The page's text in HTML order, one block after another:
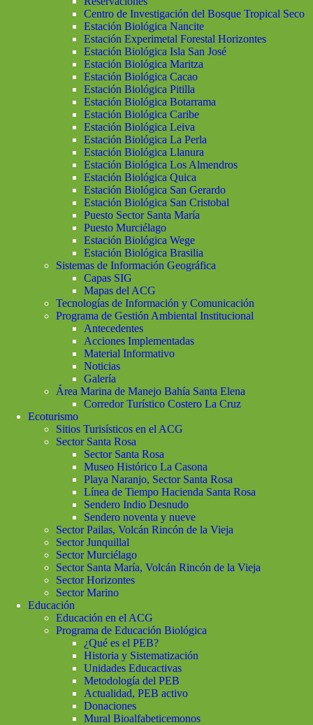
Centro de Investigación del Bosque Tropical Seco
Estación Biológica Nancite
Estación Experimetal Forestal Horizontes
Estación Biológica Isla San José
Estación Biológica Maritza
Estación Biológica Cacao
Estación Biológica Pitilla
Estación Biológica Botarrama
Estación Biológica Caribe
Estación Biológica Leiva
Estación Biológica La Perla
Estación Biológica Llanura
Estación Biológica Los Almendros
Estación Biológica Quica
Estación Biológica San Gerardo
Estación Biológica San Cristobal
Puesto Sector Santa María
Puesto Murciélago
Estación Biológica Wege
Estación Biológica Brasilia
Sistemas de Información Geográfica
Capas SIG
Mapas del ACG
Tecnologías de Información y Comunicación
Programa de Gestión Ambiental Institucional
Antecedentes
Acciones Implementadas
Material Informativo
Noticias
Galería
Área Marina de Manejo Bahía Santa Elena
Corredor Turístico Costero La Cruz
Ecoturismo
Sitios Turisísticos en el ACG
Sector Santa Rosa
Sector Santa Rosa
Museo Histórico La Casona
Playa Naranjo, Sector Santa Rosa
Línea de Tiempo Hacienda Santa Rosa
Sendero Indio Desnudo
Sendero noventa y nueve
Sector Pailas, Volcán Rincón de la Vieja
Sector Junquillal
Sector Murciélago
Sector Santa María, Volcán Rincón de la Vieja
Sector Horizontes
Sector Marino
Educación
Educación en el ACG
Programa de Educación Biológica
¿Qué es el PEB?
Historia y Sistematización
Unidades Educactivas
Metodología del PEB
Actualidad, PEB activo
Donaciones
Mural Bioalfabeticemonos